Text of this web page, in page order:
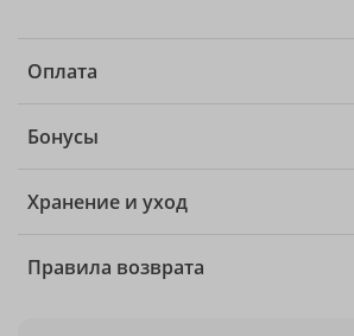
Оплата
Бонусы
Хранение и уход
Правила возврата